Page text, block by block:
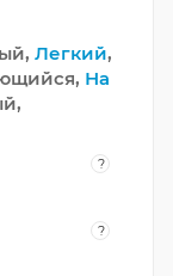
Легкий,
На
?
?